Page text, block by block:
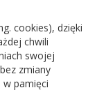
cookies), dzięki
chwili
swojej
zmiany
pamięci